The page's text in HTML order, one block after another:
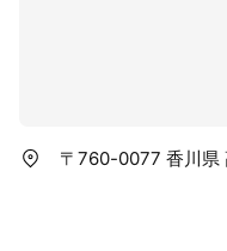
〒760-0077 香川県